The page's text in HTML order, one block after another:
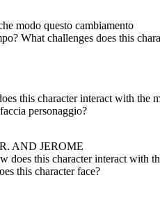
modo questo cambiamento
What challenges does this
this character interact with the
personaggio?
AND JEROME
does this character interact with
this character face?